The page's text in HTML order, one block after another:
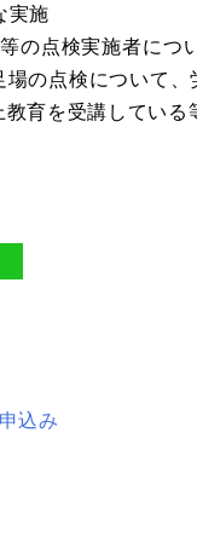
実施
の点検実施者に
の点検について
育を受講してい
込み